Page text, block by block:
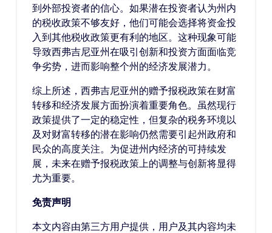
到外部投资者的信心。如果潜在投资者认为州内
的税收政策不够友好，他们可能会选择将资金投
入到其他税收政策更有利的地区。这种现象可能
导致西弗吉尼亚州在吸引创新和投资方面面临竞
争劣势，进而影响整个州的经济发展潜力。
综上所述，西弗吉尼亚州的赠予报税政策在财富
转移和经济发展方面扮演着重要角色。虽然现行
政策提供了一定的稳定性，但复杂的税务环境以
及对财富转移的潜在影响仍然需要引起州政府和
民众的高度关注。为促进州内经济的可持续发
展，未来在赠予报税政策上的调整与创新将显得
尤为重要。
免责声明
本文内容由第三方用户提供，用户及其内容均未